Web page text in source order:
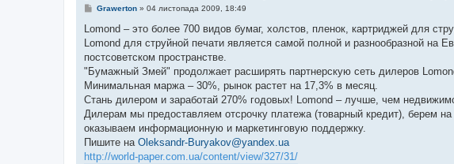
П
в
д
о
л
е
н
я
Grawerton» 04 листопада 2009, 18:49
Lomond – это более 700 видов бумаг, холстов, пленок, картриджей для
Lomond для струйной печати является самой полной и разнообразной
постсоветском пространстве.
"Бумажный Змей" продолжает расширять партнерскую сеть дилеров
Минимальная маржа – 30%, рынок растет на 17,3% в месяц.
Стань дилером и заработай 270% годовых! Lomond – лучше, чем
Дилерам мы предоставляем отсрочку платежа (товарный кредит), берем
оказываем информационную и маркетинговую поддержку.
Пишите на Oleksandr-Buryakov@yandex.ua
http://world-paper.com.ua/content/view/327/31/